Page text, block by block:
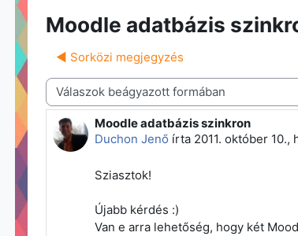
Moodle adatbázis
◀︎ Sorközi megjegyzés
Megjelenítési mód
Moodle adatbázis szinkron
Duchon Jenő írta 2011. október 10.,
Válaszok szám: 5
Sziasztok!
Újabb kérdés :)
Van e arra lehetőség, hogy két